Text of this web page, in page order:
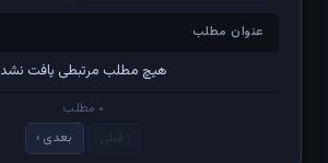
عنوان مطلب
هیچ مطلب مرتبطی یافت نشد
۰ مطلب
بعدی ›